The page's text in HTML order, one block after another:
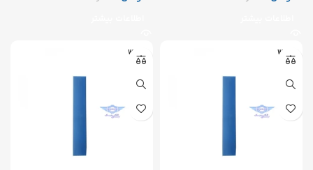
WOER
WOER